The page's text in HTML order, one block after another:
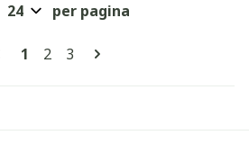
Pagina's
U lees momenteel pagina
1 Pagina
2 Pagina
3
per pagina